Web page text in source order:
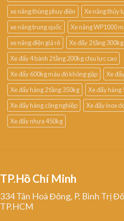
xe nâng thùng phuy điện
Xe nâng thủy
xe nâng trung quốc
Xe nâng WP1000
xe nâng điện giá rẻ
Xe đẩy 2 tầng 300kg
Xe đẩy 4 bánh 2 tầng 200kg chịu lực cao
Xe đẩy 600kg màu đỏ không gập
Xe
Xe đẩy hàng 2 tầng 350kg
Xe đẩy hàng
Xe đẩy hàng công nghiệp
Xe đẩy inox
Xe đẩy nhựa 450kg
TP.Hồ Chí Minh
334 Tân Hoà Đông, P. Bình Trị
TP.HCM